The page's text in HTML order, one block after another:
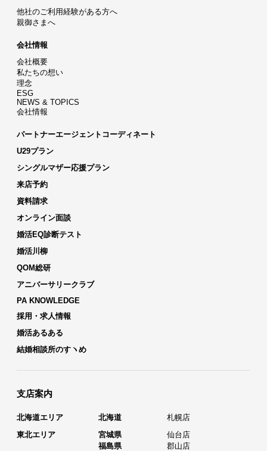
他社のご利用経験がある方へ
親御さまへ
会社情報
会社概要
私たちの想い
理念
ESG
NEWS & TOPICS
会社情報
パートナーエージェントコーディネート
U29プラン
シングルマザー応援プラン
来店予約
資料請求
オンライン面談
婚活EQ診断テスト
婚活川柳
QOM総研
アニバーサリークラブ
PA KNOWLEDGE
採用・求人情報
婚活あるある
結婚相談所のすヽめ
支店案内
北海道エリア 北海道
札幌店
東北エリア
宮城県
仙台店
福島県
郡山店